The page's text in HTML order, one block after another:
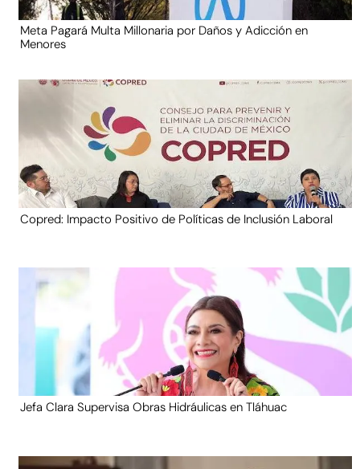
Meta Pagará Multa Millonaria por Daños y Adicción en
Menores
Copred: Impacto Positivo de Políticas de Inclusión Laboral
Jefa Clara Supervisa Obras Hidráulicas en Tláhuac